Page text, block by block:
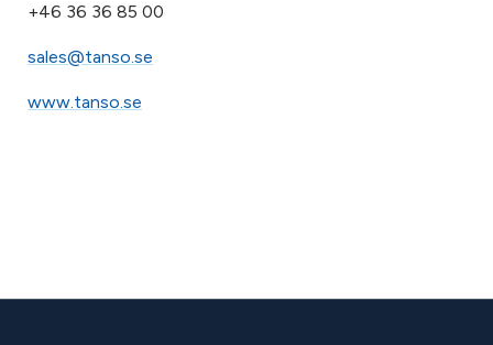
+46 36 36 85 00
sales@tanso.se
www.tanso.se